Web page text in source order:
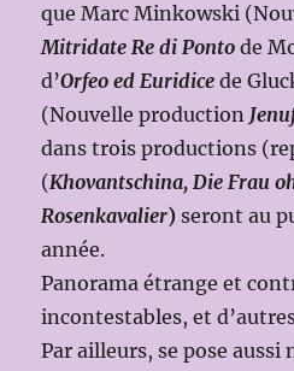
que Marc Minkowski
Mitridate Re di Ponto de
d’Orfeo ed Euridice de
(Nouvelle production
dans trois productions
(Khovantschina,Die Frau
Rosenkavalier)seront au
année.
Panorama étrange et
incontestables, et
Par ailleurs, se pose